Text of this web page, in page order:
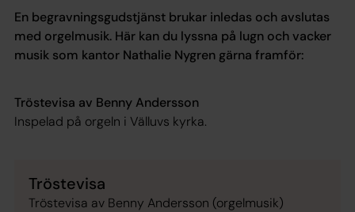
En begravningsgudstjänst brukar inledas och avslutas
med orgelmusik. Här kan du lyssna på lugn och vacker
musik som kantor Nathalie Nygren gärna framför:
Tröstevisa av Benny Andersson
Inspelad på orgeln i Välluvs kyrka.
Tröstevisa
Tröstevisa av Benny Andersson (orgelmusik)